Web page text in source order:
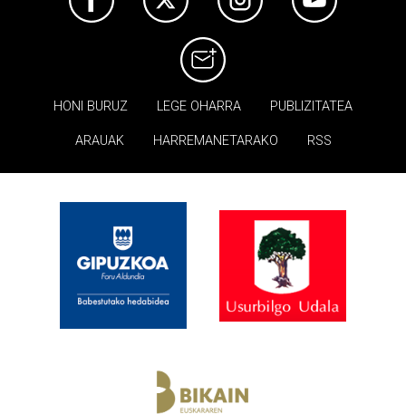
HONI BURUZ LEGE OHARRA PUBLIZITATEA
ARAUAK HARREMANETARAKO RSS